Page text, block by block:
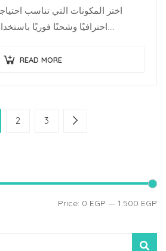
اختر المكونات التي تناسب
احترافيًا وشحنًا فوريًا باستخدام مخزون محدث دوريًا.
READ MORE
2 3
Price: 0 EGP — 1.500 EGP